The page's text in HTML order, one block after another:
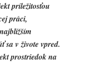
príležitosťou
práci,
sa v živote vpred.
prostriedok na